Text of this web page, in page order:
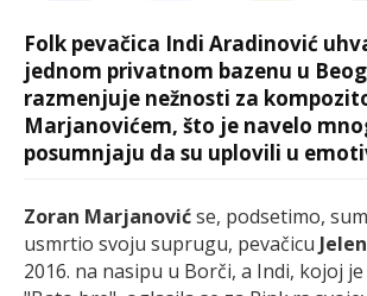
Folk pevačica Indi Aradinović
jednom privatnom bazenu u
razmenjuje nežnosti za
Marjanovićem, što je navelo
posumnjaju da su uplovili u
Zoran Marjanovićse, podsetimo,
usmrtio svoju suprugu, pevačicu
2016. na nasipu u Borči, a Indi, kojoj